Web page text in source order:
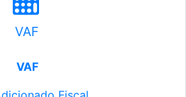
VAF
VAF